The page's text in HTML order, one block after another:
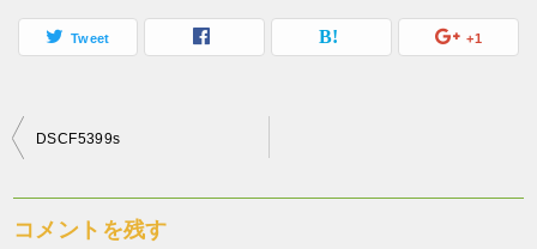
Tweet +1
投
DSCF5399s
コメントを残す